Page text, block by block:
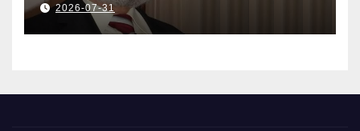
2026-07-31